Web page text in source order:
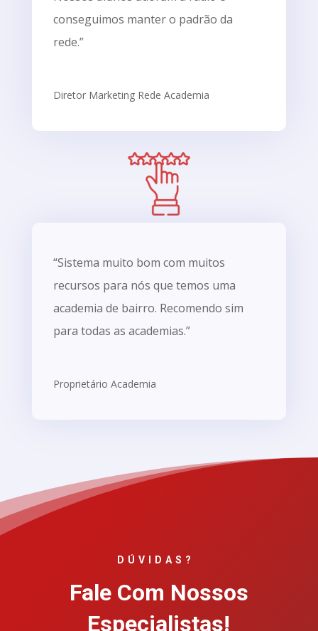
conseguimos manter o padrão da
rede.”
Diretor Marketing Rede Academia
“Sistema muito bom com muitos
recursos para nós que temos uma
academia de bairro. Recomendo sim
para todas as academias.”
Proprietário Academia
DÚVIDAS?
Fale Com Nossos
Especialistas!